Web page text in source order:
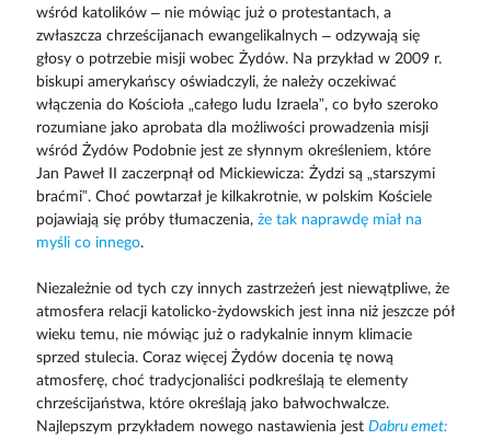
wśród katolików – nie mówiąc już o protestantach, a
zwłaszcza chrześcijanach ewangelikalnych – odzywają się
głosy o potrzebie misji wobec Żydów. Na przykład w 2009 r.
biskupi amerykańscy oświadczyli, że należy oczekiwać
włączenia do Kościoła „całego ludu Izraela”, co było szeroko
rozumiane jako aprobata dla możliwości prowadzenia misji
wśród Żydów Podobnie jest ze słynnym określeniem, które
Jan Paweł II zaczerpnął od Mickiewicza: Żydzi są „starszymi
braćmi”. Choć powtarzał je kilkakrotnie, w polskim Kościele
pojawiają się próby tłumaczenia, że tak naprawdę miał na
myśli co innego.
Niezależnie od tych czy innych zastrzeżeń jest niewątpliwe, że
atmosfera relacji katolicko-żydowskich jest inna niż jeszcze pół
wieku temu, nie mówiąc już o radykalnie innym klimacie
sprzed stulecia. Coraz więcej Żydów docenia tę nową
atmosferę, choć tradycjonaliści podkreślają te elementy
chrześcijaństwa, które określają jako bałwochwalcze.
Najlepszym przykładem nowego nastawienia jest Dabru emet: